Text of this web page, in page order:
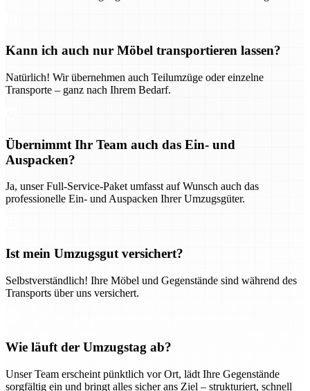
Kann ich auch nur Möbel transportieren lassen?
Natürlich! Wir übernehmen auch Teilumzüge oder einzelne
Transporte – ganz nach Ihrem Bedarf.
Übernimmt Ihr Team auch das Ein- und
Auspacken?
Ja, unser Full-Service-Paket umfasst auf Wunsch auch das
professionelle Ein- und Auspacken Ihrer Umzugsgüter.
Ist mein Umzugsgut versichert?
Selbstverständlich! Ihre Möbel und Gegenstände sind während des
Transports über uns versichert.
Wie läuft der Umzugstag ab?
Unser Team erscheint pünktlich vor Ort, lädt Ihre Gegenstände
sorgfältig ein und bringt alles sicher ans Ziel – strukturiert, schnell